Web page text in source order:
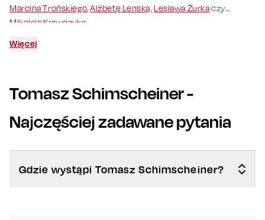
Marcina Trońskiego,Alźbetę Lenską,Lesława Żurkaczy
Mikołaja Krawczyka
Więcej
Tomasz Schimscheiner-
Najczęściej zadawane pytania
Gdzie wystąpi Tomasz Schimscheiner?